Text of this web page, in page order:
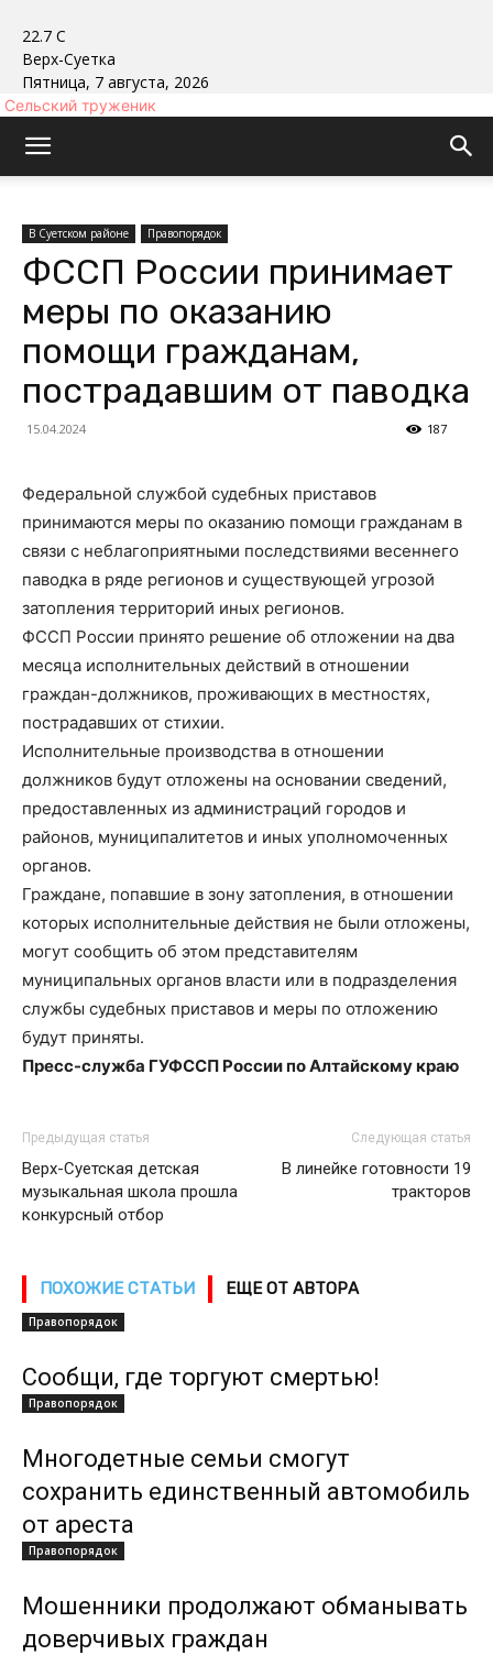
22.7 C
Верх-Суетка
Пятница, 7 августа, 2026
Сельский труженик
В Суетском районе Правопорядок
ФССП России принимает
меры по оказанию
помощи гражданам,
пострадавшим от паводка
15.04.2024 187
Федеральной службой судебных приставов
принимаются меры по оказанию помощи гражданам в
связи с неблагоприятными последствиями весеннего
паводка в ряде регионов и существующей угрозой
затопления территорий иных регионов.
ФССП России принято решение об отложении на два
месяца исполнительных действий в отношении
граждан-должников, проживающих в местностях,
пострадавших от стихии.
Исполнительные производства в отношении
должников будут отложены на основании сведений,
предоставленных из администраций городов и
районов, муниципалитетов и иных уполномоченных
органов.
Граждане, попавшие в зону затопления, в отношении
которых исполнительные действия не были отложены,
могут сообщить об этом представителям
муниципальных органов власти или в подразделения
службы судебных приставов и меры по отложению
будут приняты.
Пресс-служба ГУФССП России по Алтайскому краю
Предыдущая статья
Верх-Суетская детская
музыкальная школа прошла
конкурсный отбор
Следующая статья
В линейке готовности 19
тракторов
ПОХОЖИЕ СТАТЬИ ЕЩЕ ОТ АВТОРА
Правопорядок
Сообщи, где торгуют смертью!
Правопорядок
Многодетные семьи смогут
сохранить единственный автомобиль
от ареста
Правопорядок
Мошенники продолжают обманывать
доверчивых граждан